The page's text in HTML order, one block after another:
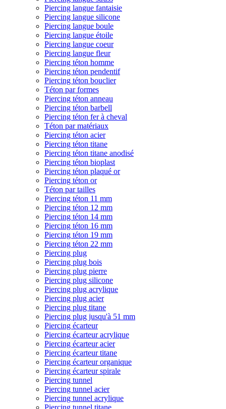
Piercing langue fantaisie
Piercing langue silicone
Piercing langue boule
Piercing langue étoile
Piercing langue coeur
Piercing langue fleur
Piercing téton homme
Piercing téton pendentif
Piercing téton bouclier
Téton par formes
Piercing téton anneau
Piercing téton barbell
Piercing téton fer à cheval
Téton par matériaux
Piercing téton acier
Piercing téton titane
Piercing téton titane anodisé
Piercing téton bioplast
Piercing téton plaqué or
Piercing téton or
Téton par tailles
Piercing téton 11 mm
Piercing téton 12 mm
Piercing téton 14 mm
Piercing téton 16 mm
Piercing téton 19 mm
Piercing téton 22 mm
Piercing plug
Piercing plug bois
Piercing plug pierre
Piercing plug silicone
Piercing plug acrylique
Piercing plug acier
Piercing plug titane
Piercing plug jusqu'à 51 mm
Piercing écarteur
Piercing écarteur acrylique
Piercing écarteur acier
Piercing écarteur titane
Piercing écarteur organique
Piercing écarteur spirale
Piercing tunnel
Piercing tunnel acier
Piercing tunnel acrylique
Piercing tunnel titane